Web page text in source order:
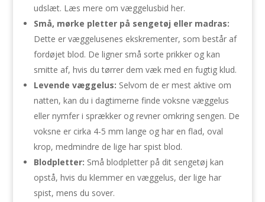
udslæt. Læs mere om væggelusbid her.
Små, mørke pletter på sengetøj eller madras:
Dette er væggelusenes ekskrementer, som består af
fordøjet blod. De ligner små sorte prikker og kan
smitte af, hvis du tørrer dem væk med en fugtig klud.
Levende væggelus: Selvom de er mest aktive om
natten, kan du i dagtimerne finde voksne væggelus
eller nymfer i sprækker og revner omkring sengen. De
voksne er cirka 4-5 mm lange og har en flad, oval
krop, medmindre de lige har spist blod.
Blodpletter: Små blodpletter på dit sengetøj kan
opstå, hvis du klemmer en væggelus, der lige har
spist, mens du sover.